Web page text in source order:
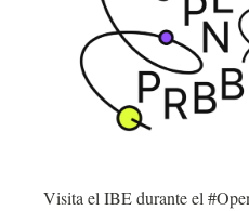
Visita el IBE durante el